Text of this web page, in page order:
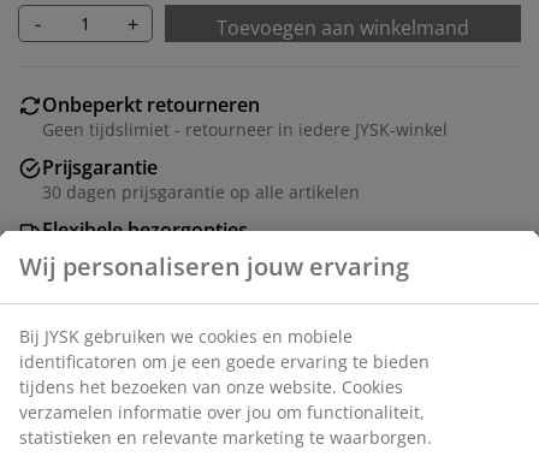
- + Toevoegen aan winkelmand
Onbeperkt retourneren
Geen tijdslimiet - retourneer in iedere JYSK-winkel
Prijsgarantie
30 dagen prijsgarantie op alle artikelen
Flexibele bezorgopties
Snelle en gemakkelijke bezorgopties naar keuze
Balkon bloempot van duurzaam, poedergecoat
gegalvaniseerd staal. Ontworpen om bijvoorbeeld aan
een reling te hangen, biedt het een eenvoudige
oplossing om groen toe te voegen aan kleine
Wij personaliseren jouw ervaring
Bij JYSK gebruiken we cookies en mobiele
identificatoren om je een goede ervaring te bieden
tijdens het bezoeken van onze website. Cookies
verzamelen informatie over jou om functionaliteit,
statistieken en relevante marketing te waarborgen.